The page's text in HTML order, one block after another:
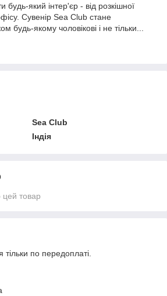
будь-який інтер'єр - від розкішної
Сувенір Sea Club стане
будь-якому чоловікові і не тільки...
Sea Club
Індія
цей товар
тільки по передоплаті.